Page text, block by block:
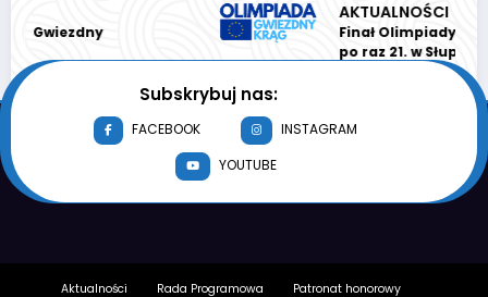
AKTUALNOŚCI
Finał Olimpiady „GWIEZDNY
po raz 21. w Słupsku
Subskrybuj nas:
FACEBOOK
INSTAGRAM
YOUTUBE
Aktualności Rada Programowa Patronat honorowy